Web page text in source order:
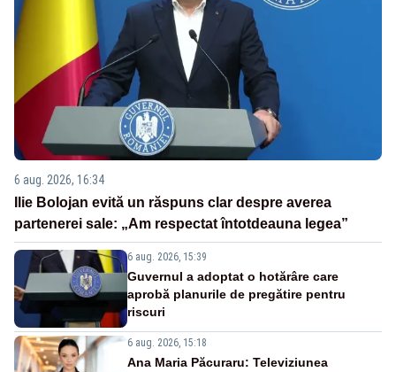
6 aug. 2026, 16:34
Ilie Bolojan evită un răspuns clar despre averea
partenerei sale: „Am respectat întotdeauna legea”
6 aug. 2026, 15:39
Guvernul a adoptat o hotărâre care
aprobă planurile de pregătire pentru
riscuri
6 aug. 2026, 15:18
Ana Maria Păcuraru: Televiziunea